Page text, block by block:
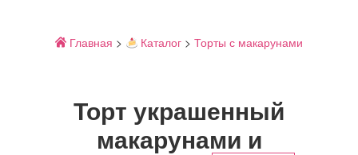
Главная > Каталог >Торты с макарунами
Торт украшенный
макарунами и